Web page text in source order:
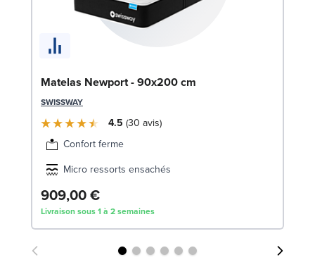
Matelas Newport - 90x200 cm
SWISSWAY
4.5 30 avis
Confort ferme
Micro ressorts ensachés
909,00 €
Livraison sous 1 à 2 semaines